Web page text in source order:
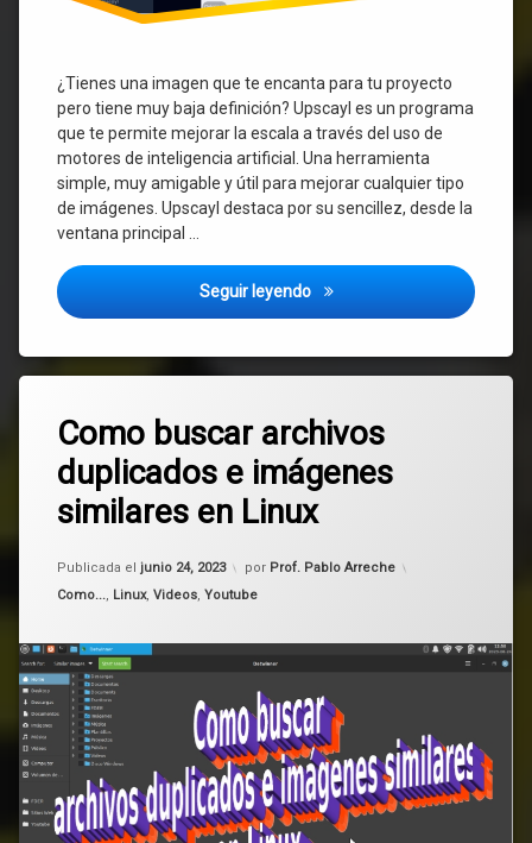
¿Tienes una imagen que te encanta para tu proyecto
pero tiene muy baja definición? Upscayl es un programa
que te permite mejorar la escala a través del uso de
motores de inteligencia artificial. Una herramienta
simple, muy amigable y útil para mejorar cualquier tipo
de imágenes. Upscayl destaca por su sencillez, desde la
ventana principal …
Seguir leyendo Como mejorar la definición
Como buscar archivos
duplicados e imágenes
similares en Linux
Publicada el junio 24, 2023
Actualizado el junio 24, 2023
por Prof. Pablo Arreche
Categorías:
Como..., Linux, Videos, Youtube
búsqueda
detwinner
imágenes
un
comentario
en
Como
buscar
archivos
e
imágenes
Linux